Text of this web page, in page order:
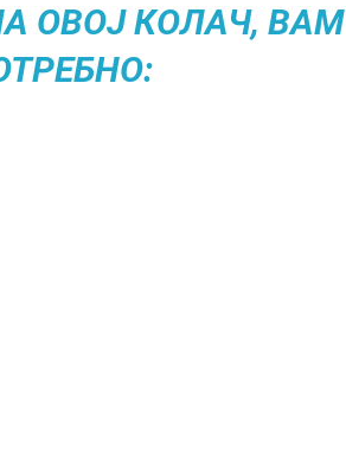
ОВОЈ КОЛАЧ, ВАМ